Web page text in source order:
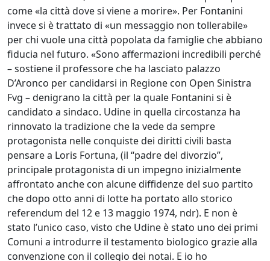
come «la città dove si viene a morire». Per Fontanini
invece si è trattato di «un messaggio non tollerabile»
per chi vuole una città popolata da famiglie che abbiano
fiducia nel futuro. «Sono affermazioni incredibili perché
– sostiene il professore che ha lasciato palazzo
D’Aronco per candidarsi in Regione con Open Sinistra
Fvg – denigrano la città per la quale Fontanini si è
candidato a sindaco. Udine in quella circostanza ha
rinnovato la tradizione che la vede da sempre
protagonista nelle conquiste dei diritti civili basta
pensare a Loris Fortuna, (il “padre del divorzio”,
principale protagonista di un impegno inizialmente
affrontato anche con alcune diffidenze del suo partito
che dopo otto anni di lotte ha portato allo storico
referendum del 12 e 13 maggio 1974, ndr). E non è
stato l’unico caso, visto che Udine è stato uno dei primi
Comuni a introdurre il testamento biologico grazie alla
convenzione con il collegio dei notai. E io ho